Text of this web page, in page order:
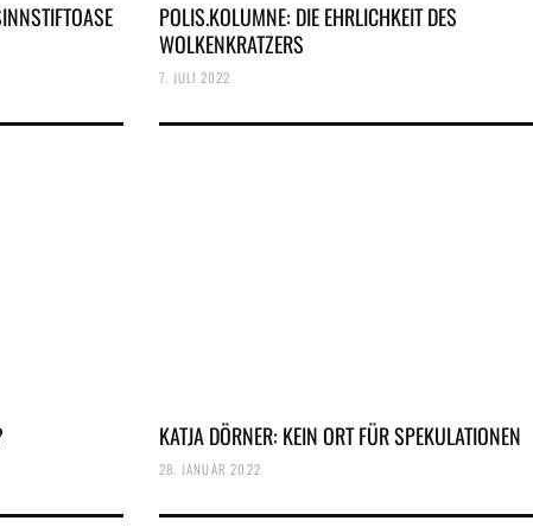
POLIS.KOLUMNE: DIE EHRLICHKEIT DES
WOLKENKRATZERS
7. JULI 2022
KATJA DÖRNER: KEIN ORT FÜR SPEKULATIONEN
28. JANUAR 2022